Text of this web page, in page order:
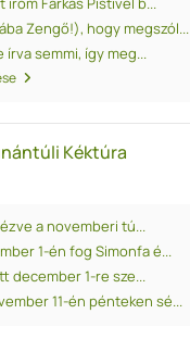
Zengő!), hogy megszól...
semmi, így meg...
Kéktúra
a novemberi tú...
1-én fog Simonfa é...
december 1-re sze...
11-én pénteken sé...